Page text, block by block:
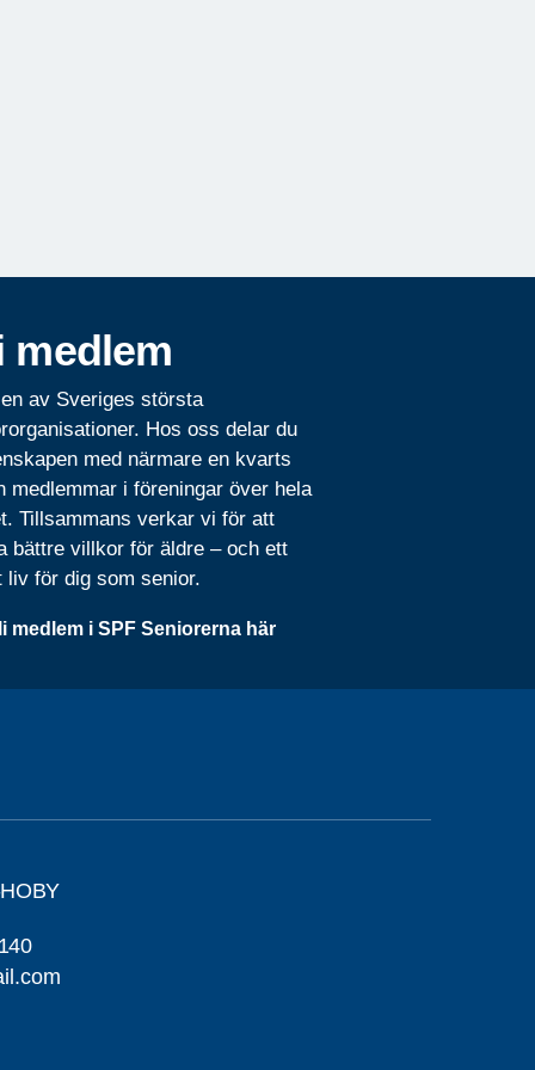
medlem
av Sveriges största
Hos oss delar du
med närmare en kvarts
medlemmar i föreningar över hela
Tillsammans verkar vi för att
bättre villkor för äldre – och ett
liv för dig som senior.
medlem i SPF Seniorerna här